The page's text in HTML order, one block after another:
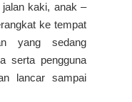
kaki, anak –
ke tempat
yang sedang
serta pengguna
lancar sampai